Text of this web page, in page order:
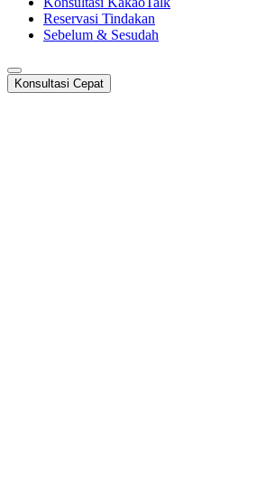
Reservasi Tindakan
Sebelum & Sesudah
Konsultasi Cepat